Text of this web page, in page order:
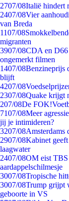
2707/08Italië hindert
2407/08Vier
van Breda
1107/08
migranten
3907/08CDA en D66
ongemerkt filmen
1407/08Benzineprijs
blijft
4207/08
2307/08Quake krijgt
207/08De
7107/08Meer
jij je intimideren?
3207/08Amsterdams
2907/08Kabinet
laagwater
2407/08OM eist TBS
aardappelschilmesje
3007/08Tropische
3007/08Trump grijpt
geboorte in VS